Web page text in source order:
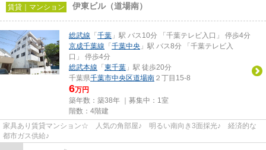
賃貸｜マンション 伊東ビル（道場南）
総武線 「 千葉 」駅 バス10分 「千葉テレビ入口」 停歩4分
京成千葉線 「 千葉中央 」駅 バス8分 「千葉テレビ入
口」 停歩4分
総武本線 「 東千葉 」駅 徒歩20分
千葉県千葉市中央区道場南 ２丁目15-8
6万円
築年数：築38年 ｜募集中： 1室
階数：4階建
家具あり賃貸マンション☆ 人気の角部屋♪ 明るい南向き3面採光♪ 経済的な
都市ガス供給♪